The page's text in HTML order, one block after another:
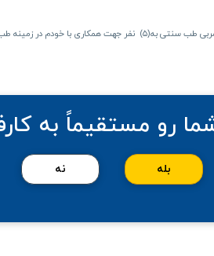
⚡️ویژه بانوان⚡️ سلام خانوم اسکندرزاده هستم مشاور و مربی طب
رو مستقیماً به
بله نه